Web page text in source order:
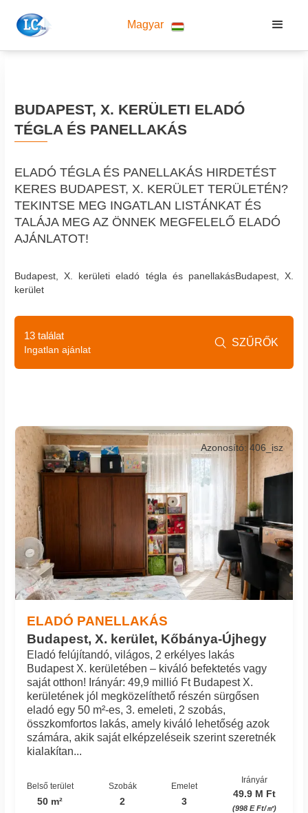
Magyar
BUDAPEST, X. KERÜLETI ELADÓ
TÉGLA ÉS PANELLAKÁS
ELADÓ TÉGLA ÉS PANELLAKÁS HIRDETÉST
KERES BUDAPEST, X. KERÜLET TERÜLETÉN?
TEKINTSE MEG INGATLAN LISTÁNKAT ÉS
TALÁJA MEG AZ ÖNNEK MEGFELELŐ ELADÓ
AJÁNLATOT!
Budapest, X. kerületi eladó tégla és panellakásBudapest, X.
kerület
ELADÓ PANELLAKÁS
Budapest, X. kerület, Kőbánya-Újhegy
Azonosító: 406_isz
Eladó felújítandó, világos, 2 erkélyes lakás
Budapest X. kerületében – kiváló befektetés vagy
saját otthon! Irányár: 49,9 millió Ft Budapest X.
kerületének jól megközelíthető részén sürgősen
eladó egy 50 m²-es, 3. emeleti, 2 szobás,
összkomfortos lakás, amely kiváló lehetőség azok
számára, akik saját elképzeléseik szerint szeretnék
kialakítan...
Belső terület
50 m²
Szobák
2
Emelet
3
Irányár
49.9 M Ft
(998 E Ft/㎡)
13 találat
Ingatlan ajánlat
 SZŰRŐK